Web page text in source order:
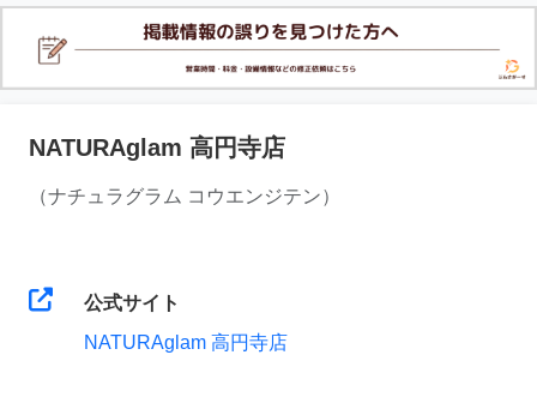
NATURAglam 高円寺店
（ナチュラグラム コウエンジテン）
公式サイト
NATURAglam 高円寺店